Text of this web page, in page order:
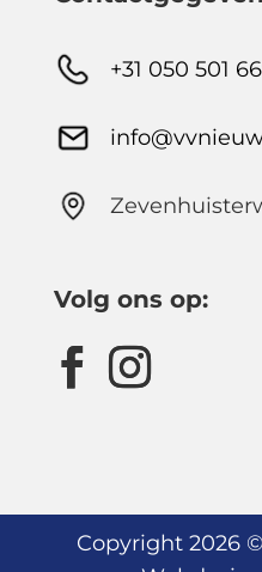
+31 050 501
Volg ons op:
Copyright 2026